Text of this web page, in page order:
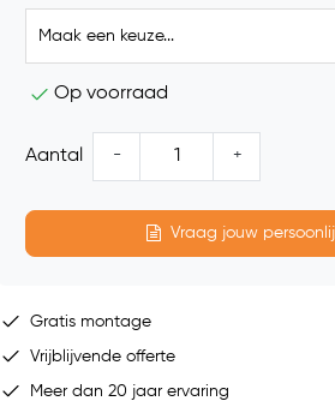
Op voorraad
Aantal - +
Vraag jouw
Gratis montage
Vrijblijvende offerte
Meer dan 20 jaar ervaring